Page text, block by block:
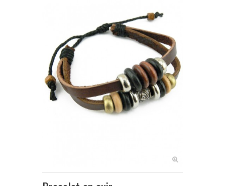
ASCOTS & LAVALLIÈRES
+
POCHETTES & BOUTONNIÈRES
+
BIJOUX FEMME
BOUTONS DE MANCHETTE
+
ACCESSOIRES DE COIFFURE